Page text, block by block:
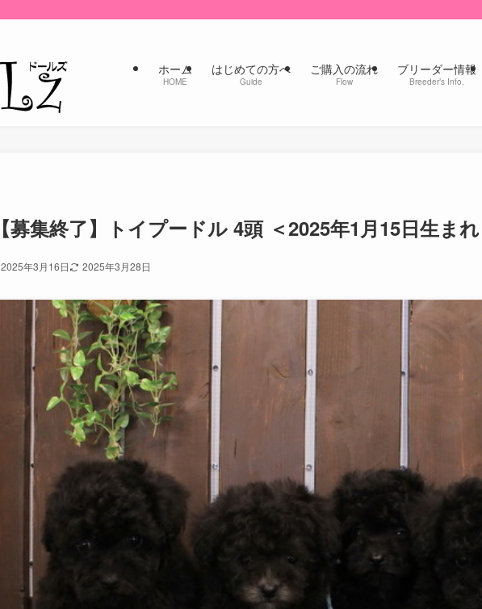
ホーム
HOME
はじめての方へ
Guide
ご購入の流れ
Flow
ブリーダー情報
Breeder’s Info.
【募集終了】トイプードル 4頭 ＜2025年1月15日生ま
2025年3月16日 2025年3月28日